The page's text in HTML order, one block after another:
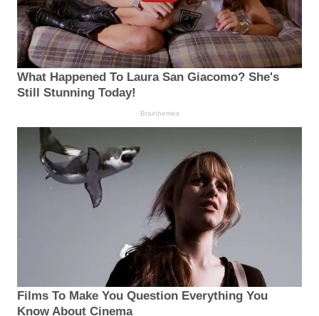
What Happened To Laura San Giacomo? She's
Still Stunning Today!
Brainberries
Films To Make You Question Everything You
Know About Cinema